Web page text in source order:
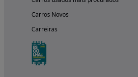
Carros Novos
Carreiras